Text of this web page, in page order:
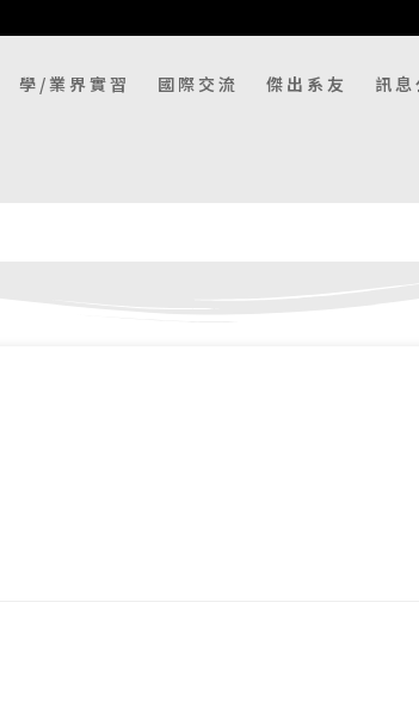
學/業界實習 國際交流 傑出系友 訊